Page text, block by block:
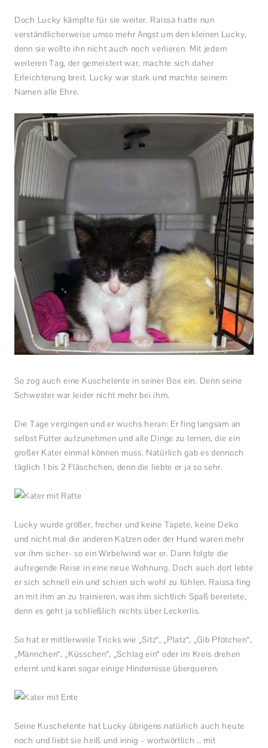
Doch Lucky kämpfte für sie weiter. Raissa hatte nun
verständlicherweise umso mehr Angst um den kleinen Lucky,
denn sie wollte ihn nicht auch noch verlieren. Mit jedem
weiteren Tag, der gemeistert war, machte sich daher
Erleichterung breit. Lucky war stark und machte seinem
Namen alle Ehre.
So zog auch eine Kuschelente in seiner Box ein. Denn seine
Schwester war leider nicht mehr bei ihm.
Die Tage vergingen und er wuchs heran: Er fing langsam an
selbst Futter aufzunehmen und alle Dinge zu lernen, die ein
großer Kater einmal können muss. Natürlich gab es dennoch
täglich 1 bis 2 Fläschchen, denn die liebte er ja so sehr.
Lucky wurde größer, frecher und keine Tapete, keine Deko
und nicht mal die anderen Katzen oder der Hund waren mehr
vor ihm sicher- so ein Wirbelwind war er. Dann folgte die
aufregende Reise in eine neue Wohnung. Doch auch dort lebte
er sich schnell ein und schien sich wohl zu fühlen. Raissa fing
an mit ihm an zu trainieren, was ihm sichtlich Spaß bereitete,
denn es geht ja schließlich nichts über Leckerlis.
So hat er mittlerweile Tricks wie „Sitz“, „Platz“, „Gib Pfötchen“,
„Männchen“, „Küsschen“, „Schlag ein“ oder im Kreis drehen
erlernt und kann sogar einige Hindernisse überqueren.
Seine Kuschelente hat Lucky übrigens natürlich auch heute
noch und liebt sie heiß und innig – wortwörtlich .. mit